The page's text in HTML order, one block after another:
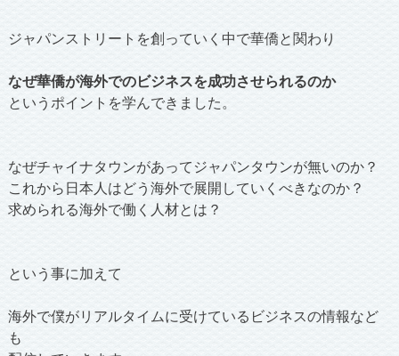
ジャパンストリートを創っていく中で華僑と関わり
なぜ華僑が海外でのビジネスを成功させられるのか
というポイントを学んできました。
なぜチャイナタウンがあってジャパンタウンが無いのか？
これから日本人はどう海外で展開していくべきなのか？
求められる海外で働く人材とは？
という事に加えて
海外で僕がリアルタイムに受けているビジネスの情報など
も